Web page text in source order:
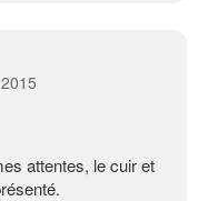
attentes, le cuir et